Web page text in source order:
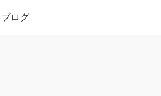
ブログ